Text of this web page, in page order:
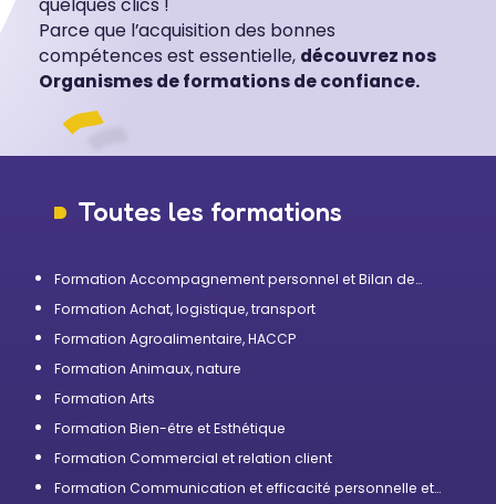
Parce que l’acquisition des bonnes
compétences est essentielle, découvrez nos
Organismes de formations de confiance.
Toutes les formations
Formation Accompagnement personnel et Bilan de
Formation Achat, logistique, transport
Formation Agroalimentaire, HACCP
Formation Animaux, nature
Formation Arts
Formation Bien-être et Esthétique
Formation Commercial et relation client
Formation Communication et efficacité personnelle et